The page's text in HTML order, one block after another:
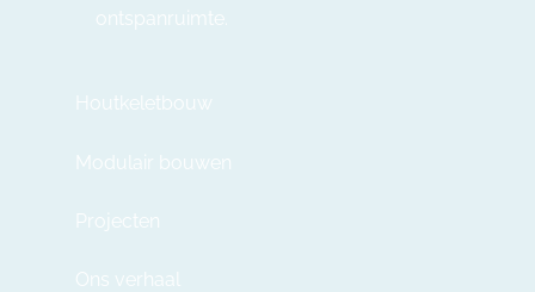
ontspanruimte.
Houtkeletbouw
Modulair bouwen
Projecten
Ons verhaal